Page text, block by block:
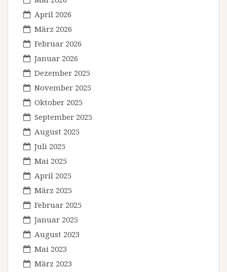
April 2026
März 2026
Februar 2026
Januar 2026
Dezember 2025
November 2025
Oktober 2025
September 2025
August 2025
Juli 2025
Mai 2025
April 2025
März 2025
Februar 2025
Januar 2025
August 2023
Mai 2023
März 2023